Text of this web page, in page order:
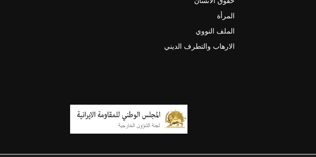
المرأة
الملف النووي
الارهاب والتطرف الديني